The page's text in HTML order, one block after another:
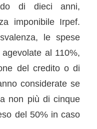
di dieci anni,
imponibile Irpef.
le spese
al 110%,
del credito o di
considerate se
non più di cinque
del 50% in caso